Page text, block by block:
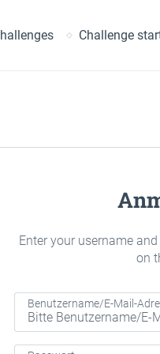
Challenge
Enter your username
on
Benutzername/E-Mail-